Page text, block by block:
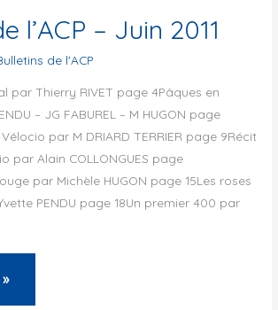
l’ACP – Juin 2011
de l'ACP
par Thierry RIVET page 4Pâques en
– JG FABUREL – M HUGON page
par M DRIARD TERRIER page 9Récit
par Alain COLLONGUES page
par Michèle HUGON page 15Les roses
PENDU page 18Un premier 400 par